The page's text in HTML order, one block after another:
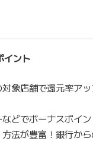
イント
対象店舗で還元率ア
どでボーナスポイン
方法が豊富！銀行か